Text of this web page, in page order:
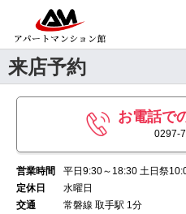
来店予約
お電話で
0297-
営業時間
平日9:30～18:30 土日祭
定休日
水曜日
交通
常磐線 取手駅 1分